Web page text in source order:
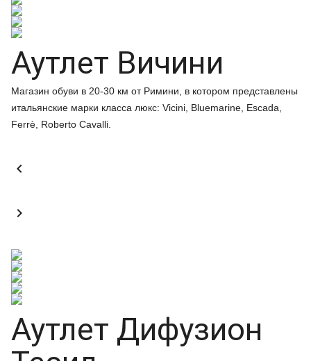
Аутлет Вичини
Магазин обуви в 20-30 км от Римини, в котором представлены
итальянские марки класса люкс: Vicini, Bluemarine, Escada,
Ferrè, Roberto Cavalli.


Аутлет Дифузион